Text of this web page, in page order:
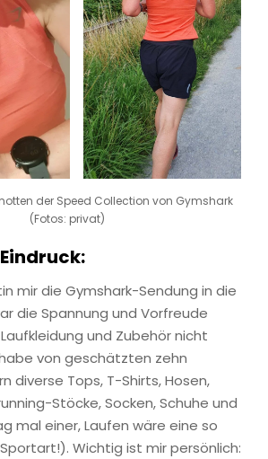
der Speed Collection von Gymshark
(Fotos: privat)
mir die Gymshark-Sendung in die
die Spannung und Vorfreude
und Zubehör nicht
von geschätzten zehn
diverse Tops, T-Shirts, Hosen,
Stöcke, Socken, Schuhe und
mal einer, Laufen wäre eine so
Wichtig ist mir persönlich: